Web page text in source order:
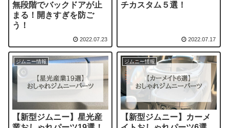
無段階でバックドアが止
まる！開きすぎを防ご
う！
2022.07.23
チカスタム５選！
2022.07.17
ジムニー情報
【新型ジムニー】星光産
ジムニー情報
【新型ジムニー】カーメ